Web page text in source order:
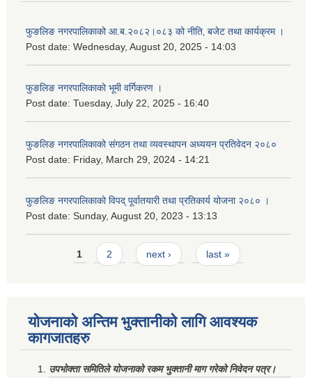
फुङलिङ नगरपालिकाको आ.ब.२०८२।०८३ को नीति‚ बजेट तथा कार्यक्रम ।
Post date: Wednesday, August 20, 2025 - 14:03
फुङलिङ नगरपालिकाको भूमी वर्गिकरण ।
Post date: Tuesday, July 22, 2025 - 16:40
फुङलिङ नगरपालिकाको संगठन तथा व्यवस्थापन अध्ययन प्रतिवेदन २०८०
Post date: Friday, March 29, 2024 - 14:21
फुङलिङ नगरपालिकाको विपद् पूर्वातयारी तथा प्रतिकार्य योजना २०८० ।
Post date: Sunday, August 20, 2023 - 13:13
Pages1 2 next › last »
योजनाको अन्तिम भुक्तानीको लागि आवश्यक
कागजातहरु
उपभोक्ता समितिले योजनाको रकम भुक्तानी माग गरेको निवेदन पत्र।